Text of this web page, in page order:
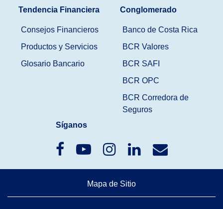
Tendencia Financiera
Consejos Financieros
Productos y Servicios
Glosario Bancario
Conglomerado
Banco de Costa Rica
BCR Valores
BCR SAFI
BCR OPC
BCR Corredora de
Seguros
Síganos
Mapa de Sitio